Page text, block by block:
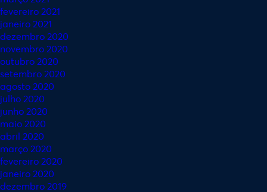
fevereiro 2021
janeiro 2021
dezembro 2020
novembro 2020
outubro 2020
setembro 2020
agosto 2020
julho 2020
junho 2020
maio 2020
abril 2020
março 2020
fevereiro 2020
janeiro 2020
dezembro 2019